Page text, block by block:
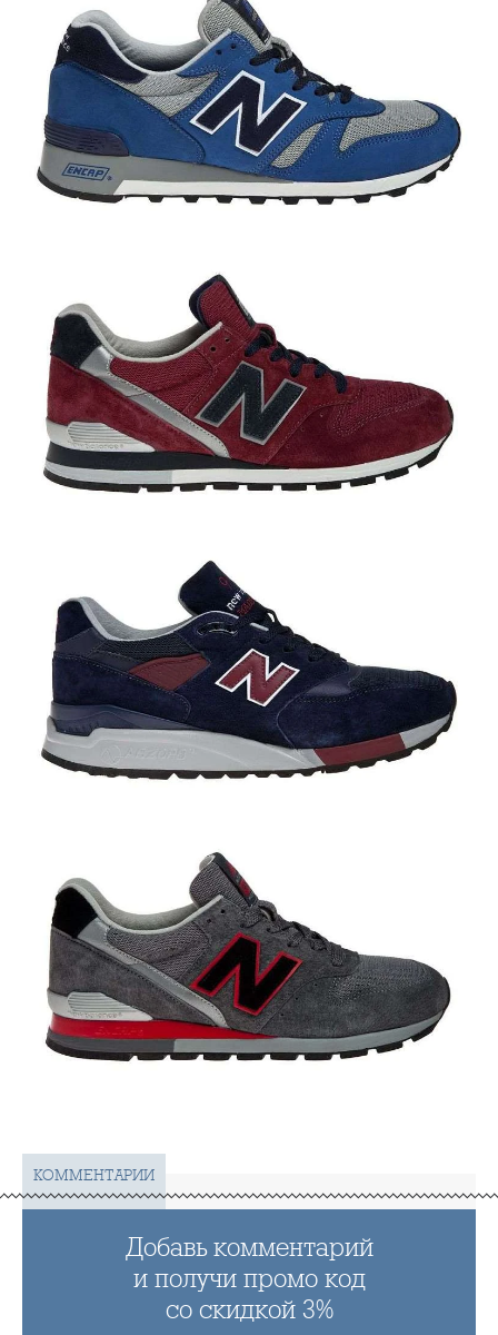
КОММЕНТАРИИ
Добавь комментарий
и получи промо код
со скидкой 3%